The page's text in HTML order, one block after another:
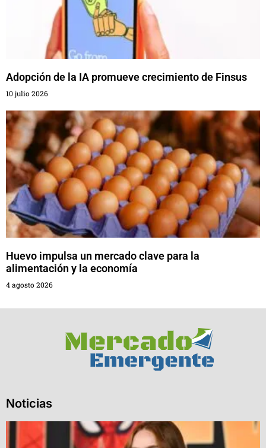
Adopción de la IA promueve crecimiento de Finsus
10 julio 2026
Huevo impulsa un mercado clave para la
alimentación y la economía
4 agosto 2026
Noticias